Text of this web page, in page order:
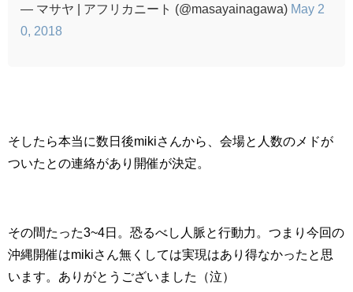
— マサヤ | アフリカニート (@masayainagawa) May 2
0, 2018
そしたら本当に数日後mikiさんから、会場と人数のメドが
ついたとの連絡があり開催が決定。
その間たった3~4日。恐るべし人脈と行動力。つまり今回の
沖縄開催はmikiさん無くしては実現はあり得なかったと思
います。ありがとうございました（泣）